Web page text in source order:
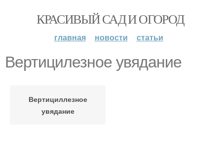
КРАСИВЫЙ САД И ОГОРОД
главная новости статьи
Вертицилезное увядание
Вертициллезное
увядание